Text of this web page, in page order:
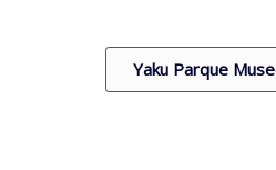
Yaku Parque